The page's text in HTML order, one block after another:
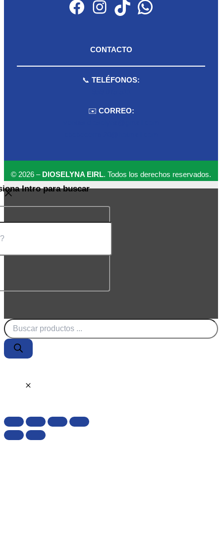
Facebook Instagram TikTok WhatsApp
CONTACTO
📞 TELÉFONOS:
✉️ CORREO:
© 2026 – DIOSELYNA EIRL. Todos los derechos reservados.
Intro para buscar
Búsqueda
de
productos